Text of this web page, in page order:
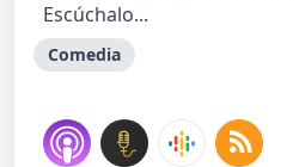
Escúchalo...
Comedia